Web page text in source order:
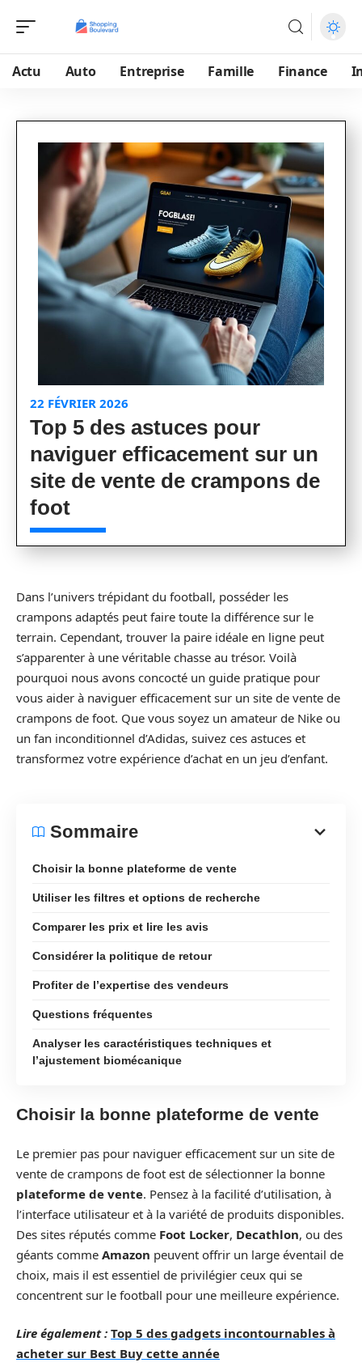
Actu Auto Entreprise Famille Finance
22 FÉVRIER 2026
Top 5 des astuces pour
naviguer efficacement sur un
site de vente de crampons de
foot
Dans l’univers trépidant du football, posséder les
crampons adaptés peut faire toute la différence sur le
terrain. Cependant, trouver la paire idéale en ligne peut
s’apparenter à une véritable chasse au trésor. Voilà
pourquoi nous avons concocté un guide pratique pour
vous aider à naviguer efficacement sur un site de vente de
crampons de foot. Que vous soyez un amateur de Nike ou
un fan inconditionnel d’Adidas, suivez ces astuces et
transformez votre expérience d’achat en un jeu d’enfant.
Sommaire
Choisir la bonne plateforme de vente
Utiliser les filtres et options de recherche
Comparer les prix et lire les avis
Considérer la politique de retour
Profiter de l’expertise des vendeurs
Questions fréquentes
Analyser les caractéristiques techniques et
l’ajustement biomécanique
Choisir la bonne plateforme de vente
Le premier pas pour naviguer efficacement sur un site de
vente de crampons de foot est de sélectionner la bonne
plateforme de vente. Pensez à la facilité d’utilisation, à
l’interface utilisateur et à la variété de produits disponibles.
Des sites réputés comme Foot Locker, Decathlon, ou des
géants comme Amazon peuvent offrir un large éventail de
choix, mais il est essentiel de privilégier ceux qui se
concentrent sur le football pour une meilleure expérience.
Lire également : Top 5 des gadgets incontournables à
acheter sur Best Buy cette année